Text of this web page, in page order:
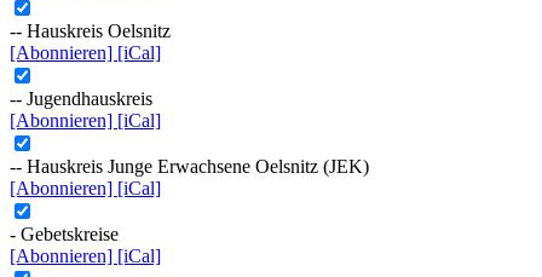
-- Hauskreis Oelsnitz
[Abonnieren] [iCal]
-- Jugendhauskreis
[Abonnieren] [iCal]
-- Hauskreis Junge Erwachsene Oelsnitz (JEK)
[Abonnieren] [iCal]
- Gebetskreise
[Abonnieren] [iCal]